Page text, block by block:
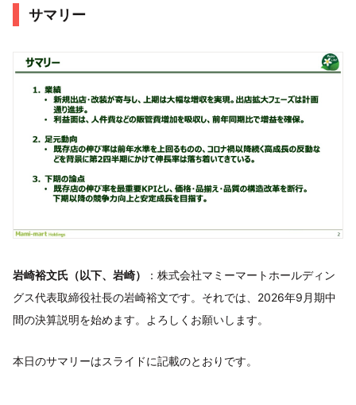
サマリー
岩崎裕文氏（以下、岩崎）
：株式会社マミーマートホールディン
グス代表取締役社長の岩崎裕文です。それでは、2026年9月期中
間の決算説明を始めます。よろしくお願いします。
本日のサマリーはスライドに記載のとおりです。